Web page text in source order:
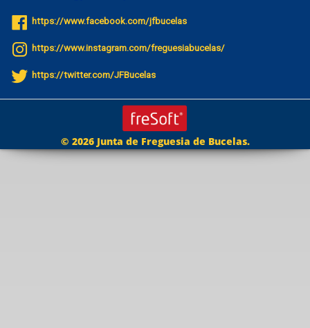
https://www.facebook.com/jfbucelas
https://www.instagram.com/freguesiabucelas/
https://twitter.com/JFBucelas
© 2026 Junta de Freguesia de Bucelas.